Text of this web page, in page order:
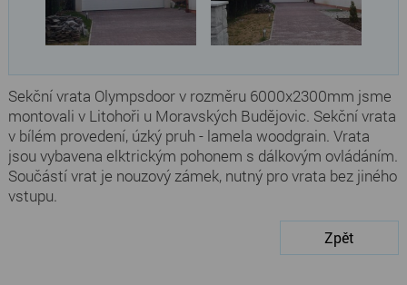
Sekční vrata Olympsdoor v rozměru 6000x2300mm jsme
montovali v Litohoři u Moravských Budějovic. Sekční vrata
v bílém provedení, úzký pruh - lamela woodgrain. Vrata
jsou vybavena elktrickým pohonem s dálkovým ovládáním.
Součástí vrat je nouzový zámek, nutný pro vrata bez jiného
vstupu.
Zpět